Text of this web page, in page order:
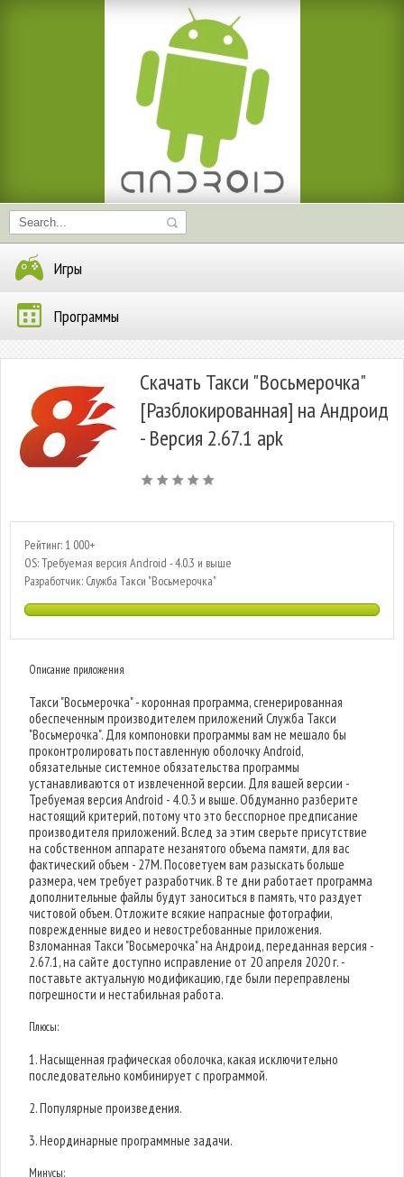
Игры
Программы
Скачать Такси "Восьмерочка"
[Разблокированная] на Андроид
- Версия 2.67.1 apk
Рейтинг: 1 000+
OS: Требуемая версия Android - 4.0.3 и выше
Разработчик: Служба Такси "Восьмерочка"
Описание приложения
Такси "Восьмерочка" - коронная программа, сгенерированная
обеспеченным производителем приложений Служба Такси
"Восьмерочка". Для компоновки программы вам не мешало бы
проконтролировать поставленную оболочку Android,
обязательные системное обязательства программы
устанавливаются от извлеченной версии. Для вашей версии -
Требуемая версия Android - 4.0.3 и выше. Обдуманно разберите
настоящий критерий, потому что это бесспорное предписание
производителя приложений. Вслед за этим сверьте присутствие
на собственном аппарате незанятого объема памяти, для вас
фактический объем - 27M. Посоветуем вам разыскать больше
размера, чем требует разработчик. В те дни работает программа
дополнительные файлы будут заноситься в память, что раздует
чистовой объем. Отложите всякие напрасные фотографии,
поврежденные видео и невостребованные приложения.
Взломанная Такси "Восьмерочка" на Андроид, переданная версия -
2.67.1, на сайте доступно исправление от 20 апреля 2020 г. -
поставьте актуальную модификацию, где были переправлены
погрешности и нестабильная работа.
Плюсы:
1. Насыщенная графическая оболочка, какая исключительно
последовательно комбинирует с программой.
2. Популярные произведения.
3. Неординарные программные задачи.
Минусы: